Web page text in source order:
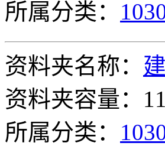
所属分类：
资料夹名称：
资料夹容量：11
所属分类：